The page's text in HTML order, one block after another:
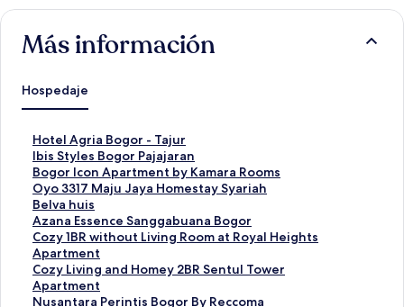
Más información
Hospedaje
Hotel Agria Bogor - Tajur
E
n
l
a
c
e
p
a
r
a
a
Ibis Styles Bogor Pajajaran
E
n
l
a
c
e
p
a
r
a
Bogor Icon Apartment by Kamara Rooms
E
n
l
a
c
e
p
a
r
Oyo 3317 Maju Jaya Homestay Syariah
E
n
l
a
c
e
p
a
Belva huis
E
n
l
a
c
e
p
Azana Essence Sanggabuana Bogor
E
n
l
a
c
e
Cozy 1BR without Living Room at Royal Heights
Apartment
E
n
l
a
c
Cozy Living and Homey 2BR Sentul Tower
Apartment
E
n
lNusantara Perintis Bogor By Reccoma
E